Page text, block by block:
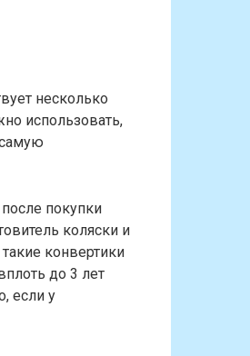
несколько
использовать,
покупки
коляски и
конвертики
до 3 лет
если у